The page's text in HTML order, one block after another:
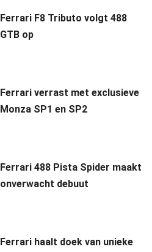
Ferrari F8 Tributo volgt 488
GTB op
Ferrari verrast met exclusieve
Monza SP1 en SP2
Ferrari 488 Pista Spider maakt
onverwacht debuut
Ferrari haalt doek van unieke